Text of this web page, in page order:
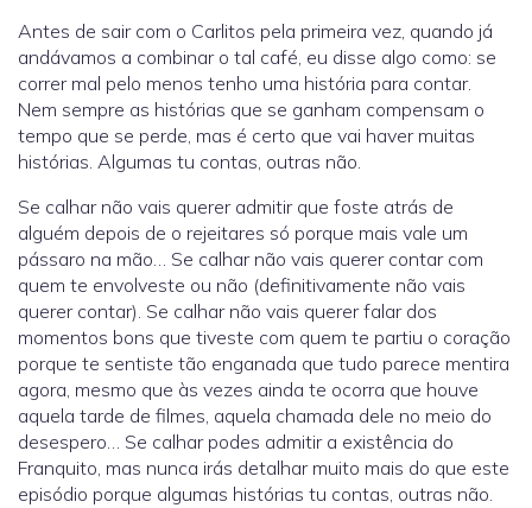
Antes de sair com o Carlitos pela primeira vez, quando já
andávamos a combinar o tal café, eu disse algo como: se
correr mal pelo menos tenho uma história para contar.
Nem sempre as histórias que se ganham compensam o
tempo que se perde, mas é certo que vai haver muitas
histórias. Algumas tu contas, outras não.
Se calhar não vais querer admitir que foste atrás de
alguém depois de o rejeitares só porque mais vale um
pássaro na mão… Se calhar não vais querer contar com
quem te envolveste ou não (definitivamente não vais
querer contar). Se calhar não vais querer falar dos
momentos bons que tiveste com quem te partiu o coração
porque te sentiste tão enganada que tudo parece mentira
agora, mesmo que às vezes ainda te ocorra que houve
aquela tarde de filmes, aquela chamada dele no meio do
desespero… Se calhar podes admitir a existência do
Franquito, mas nunca irás detalhar muito mais do que este
episódio porque algumas histórias tu contas, outras não.